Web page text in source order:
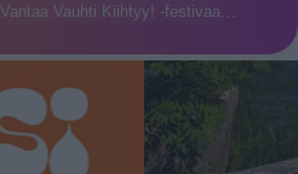
Vantaa Vauhti Kiihtyy! -festivaa…